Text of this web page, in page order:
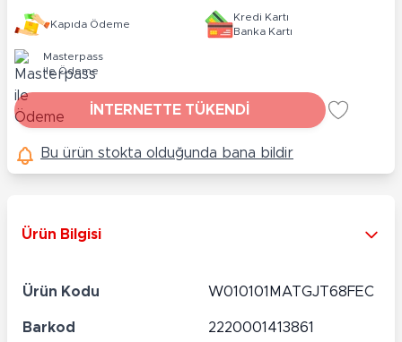
Kapıda Ödeme
Kredi Kartı
Banka Kartı
Masterpass
ile Ödeme
İNTERNETTE TÜKENDİ
Bu ürün stokta olduğunda bana bildir
Ürün Bilgisi
Ürün Kodu W010101MATGJT68FEC
Barkod 2220001413861